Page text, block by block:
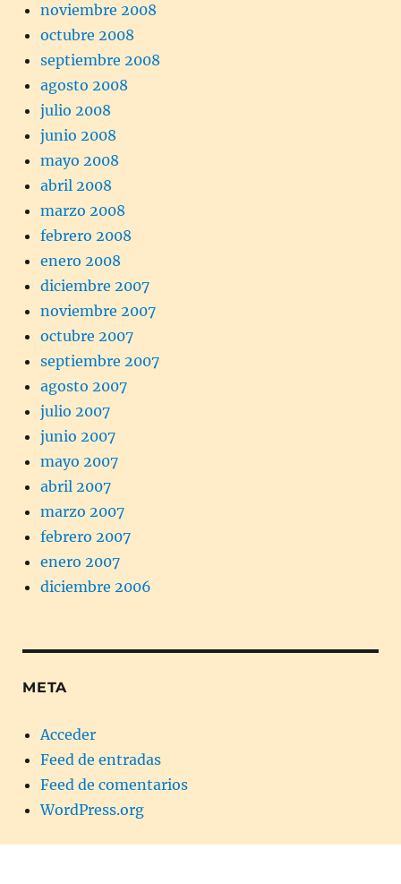
noviembre 2008
octubre 2008
septiembre 2008
agosto 2008
julio 2008
junio 2008
mayo 2008
abril 2008
marzo 2008
febrero 2008
enero 2008
diciembre 2007
noviembre 2007
octubre 2007
septiembre 2007
agosto 2007
julio 2007
junio 2007
mayo 2007
abril 2007
marzo 2007
febrero 2007
enero 2007
diciembre 2006
META
Acceder
Feed de entradas
Feed de comentarios
WordPress.org